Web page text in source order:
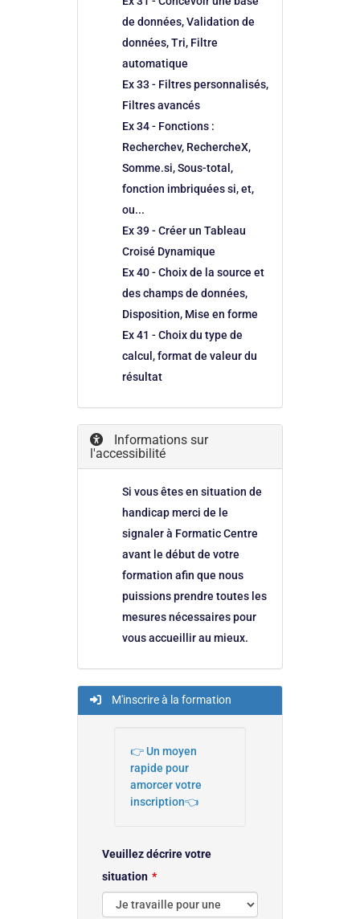
de données, Validation de
données, Tri, Filtre
automatique
Ex 33 - Filtres personnalisés,
Filtres avancés
Ex 34 - Fonctions :
Recherchev, RechercheX,
Somme.si, Sous-total,
fonction imbriquées si, et,
ou...
Ex 39 - Créer un Tableau
Croisé Dynamique
Ex 40 - Choix de la source et
des champs de données,
Disposition, Mise en forme
Ex 41 - Choix du type de
calcul, format de valeur du
résultat
Informations sur
l'accessibilité
Si vous êtes en situation de
handicap merci de le
signaler à Formatic Centre
avant le début de votre
formation afin que nous
puissions prendre toutes les
mesures nécessaires pour
vous accueillir au mieux.
M'inscrire à la formation
👉 Un moyen
rapide pour
amorcer votre
inscription👈
Veuillez décrire votre
situation